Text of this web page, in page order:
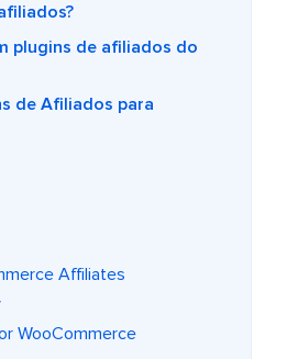
plugins de afiliados do
de Afiliados para
Affiliates
WooCommerce